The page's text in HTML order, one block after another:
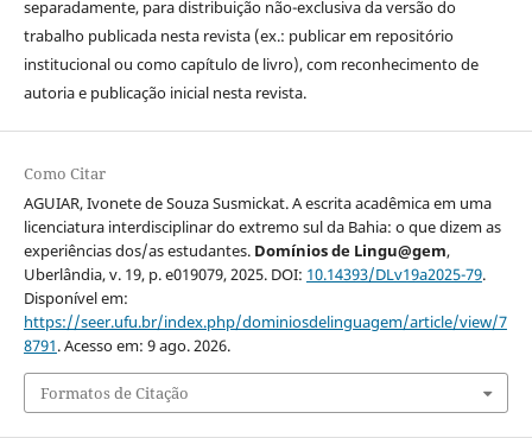
separadamente, para distribuição não-exclusiva da versão do
trabalho publicada nesta revista (ex.: publicar em repositório
institucional ou como capítulo de livro), com reconhecimento de
autoria e publicação inicial nesta revista.
Como Citar
AGUIAR, Ivonete de Souza Susmickat. A escrita acadêmica em uma
licenciatura interdisciplinar do extremo sul da Bahia: o que dizem as
experiências dos/as estudantes. Domínios de Lingu@gem,
Uberlândia, v. 19, p. e019079, 2025. DOI: 10.14393/DLv19a2025-79.
Disponível em:
https://seer.ufu.br/index.php/dominiosdelinguagem/article/view/7
8791. Acesso em: 9 ago. 2026.
Formatos de Citação